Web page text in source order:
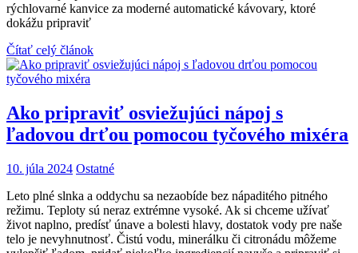
rýchlovarné kanvice za moderné automatické kávovary, ktoré
dokážu pripraviť
Čítať celý článok
Ako pripraviť osviežujúci nápoj s
ľadovou drťou pomocou tyčového mixéra
10. júla 2024 Ostatné
Leto plné slnka a oddychu sa nezaobíde bez nápaditého pitného
režimu. Teploty sú neraz extrémne vysoké. Ak si chceme užívať
život naplno, predísť únave a bolesti hlavy, dostatok vody pre naše
telo je nevyhnutnosť. Čistú vodu, minerálku či citronádu môžeme